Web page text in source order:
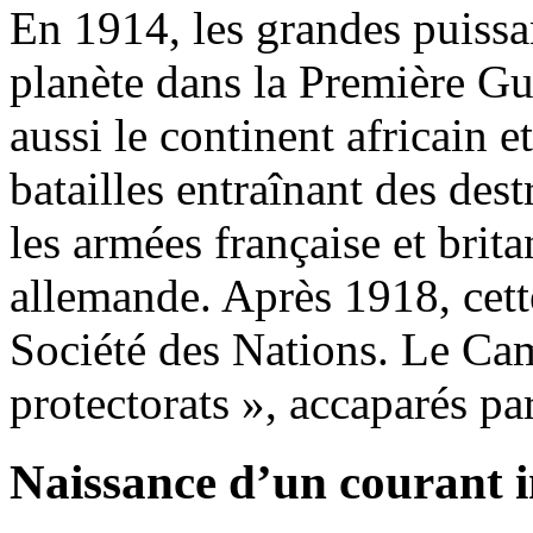
En 1914, les grandes
planète dans la Première
aussi le continent africain
batailles entraînant des
les armées française et
allemande. Après 1918,
Société des Nations. Le
protectorats », accaparés
Naissance d’un courant